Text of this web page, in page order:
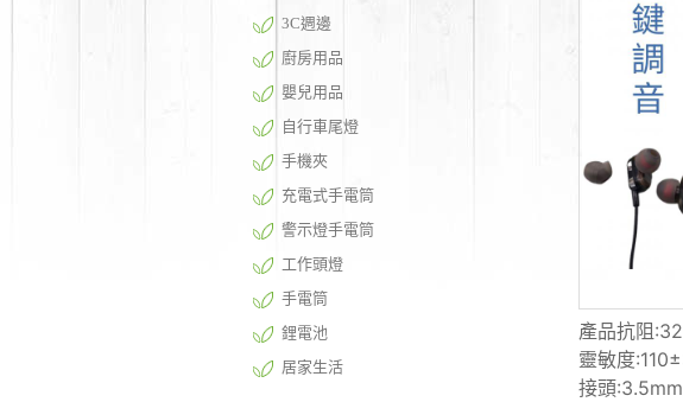
3C週邊
廚房用品
嬰兒用品
自行車尾燈
手機夾
充電式手電筒
警示燈手電筒
工作頭燈
手電筒
鋰電池
居家生活
產品抗阻
靈敏度
接頭